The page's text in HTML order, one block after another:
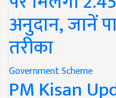
अनुदान, जानें
तरीका
Government Scheme
PM Kisan